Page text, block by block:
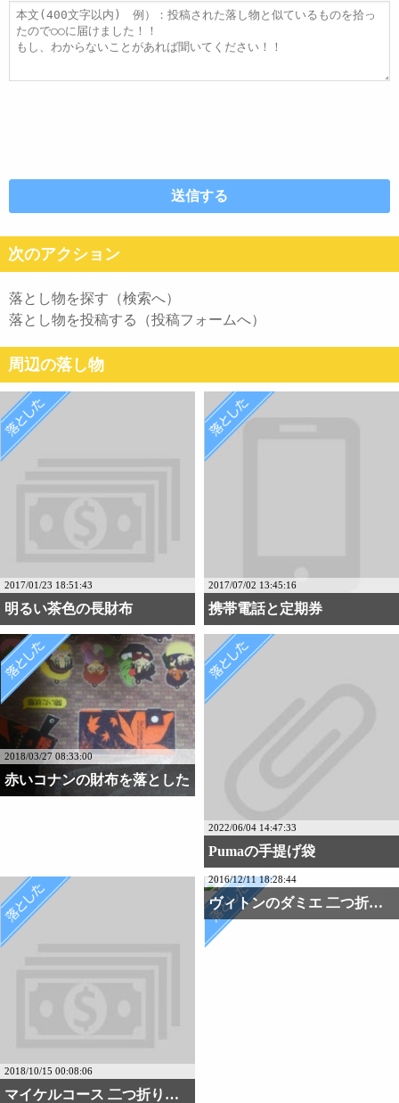
ス
ル
本
文
次のアクション
落とし物を探す（検索へ）
落とし物を投稿する（投稿フォームへ）
周辺の落し物
2017/01/23 18:51:43
明るい茶色の長財布
2017/07/02 13:45:16
携帯電話と定期券
2018/03/27 08:33:00
赤いコナンの財布を落とした
2022/06/04 14:47:33
Pumaの手提げ袋
2018/10/15 00:08:06
マイケルコース 二つ折り・・・
2016/12/11 18:28:44
ヴィトンのダミエ 二つ折・・・